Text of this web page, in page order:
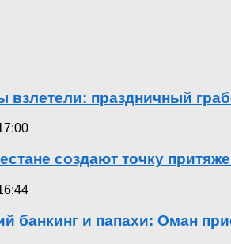
взлетели: праздничный
создают точку
банкинг и папахи: Оман